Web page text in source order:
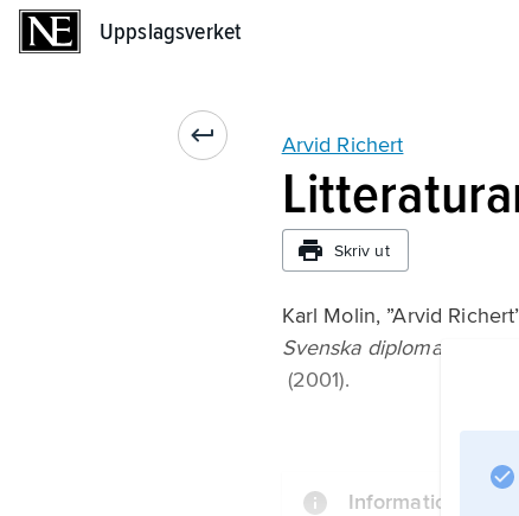
Uppslagsverket
Arvid Richert
Skriv ut
Karl Molin, ”Arvid
Svenska diplomatprofiler
(2001).
Information om